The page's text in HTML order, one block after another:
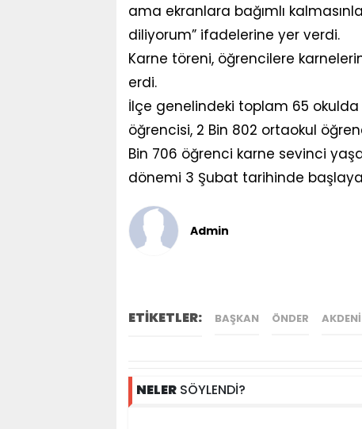
ama ekranlara bağımlı
diliyorum” ifadelerine yer verdi.
Karne töreni, öğrencilere
erdi.
İlçe genelindeki toplam 65 okulda
öğrencisi, 2 Bin 802 ortaokul
Bin 706 öğrenci karne sevinci
dönemi 3 Şubat tarihinde
Admin
ETİKETLER: BAŞKAN ÖNDER
NELER SÖYLENDİ?